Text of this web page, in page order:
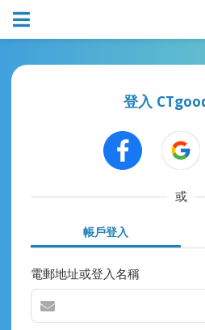
登入
或
帳戶登入
電郵地址或登入名稱